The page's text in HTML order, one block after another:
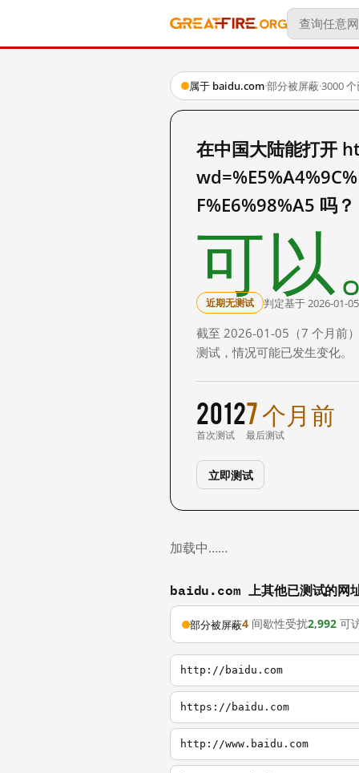
属于 baidu.com·部分被屏蔽·3000
在中国大陆能打开
F%E6%98%A5 吗？
可以
近期无测试 判定基于 2026-01-
截至 2026-01-05（7 个月前
测试，情况可能已发生变化。
2012
首次测试
7 个月前
最后测试
立即测试
加载中……
baidu.com 上其他已测试的网
部分被屏蔽4 间歇性受扰2,992 可
http://baidu.com
https://baidu.com
http://www.baidu.com